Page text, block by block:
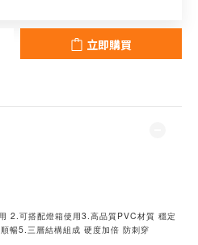
立即購買
2.可搭配燈箱使用3.高品質PVC材質 穩定
暢5.三層結構組成 硬度加倍 防刺穿